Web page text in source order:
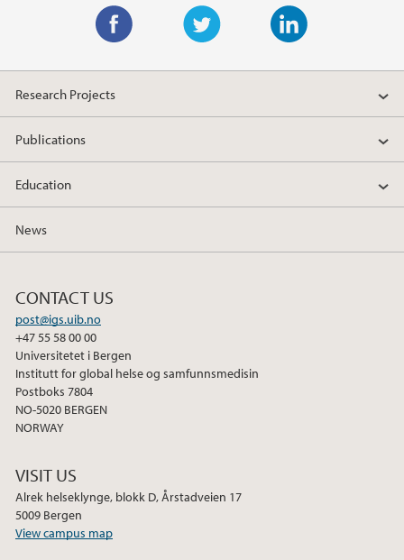
w
t
e
i
k
d
n
a
c
e
o
k
Research Projects
Publications
Education
News
CONTACT US
post@igs.uib.no
+47 55 58 00 00
Universitetet i Bergen
Institutt for global helse og samfunnsmedisin
Postboks 7804
NO-5020 BERGEN
NORWAY
VISIT US
Alrek helseklynge, blokk D, Årstadveien 17
5009 Bergen
View campus map